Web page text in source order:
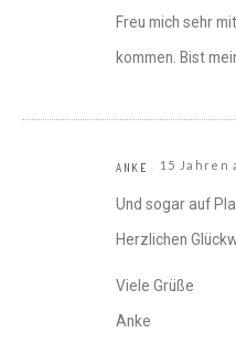
Freu mich sehr
kommen. Bist
ANKE 15 Jahren
Und sogar auf
Herzlichen
Viele Grüße
Anke